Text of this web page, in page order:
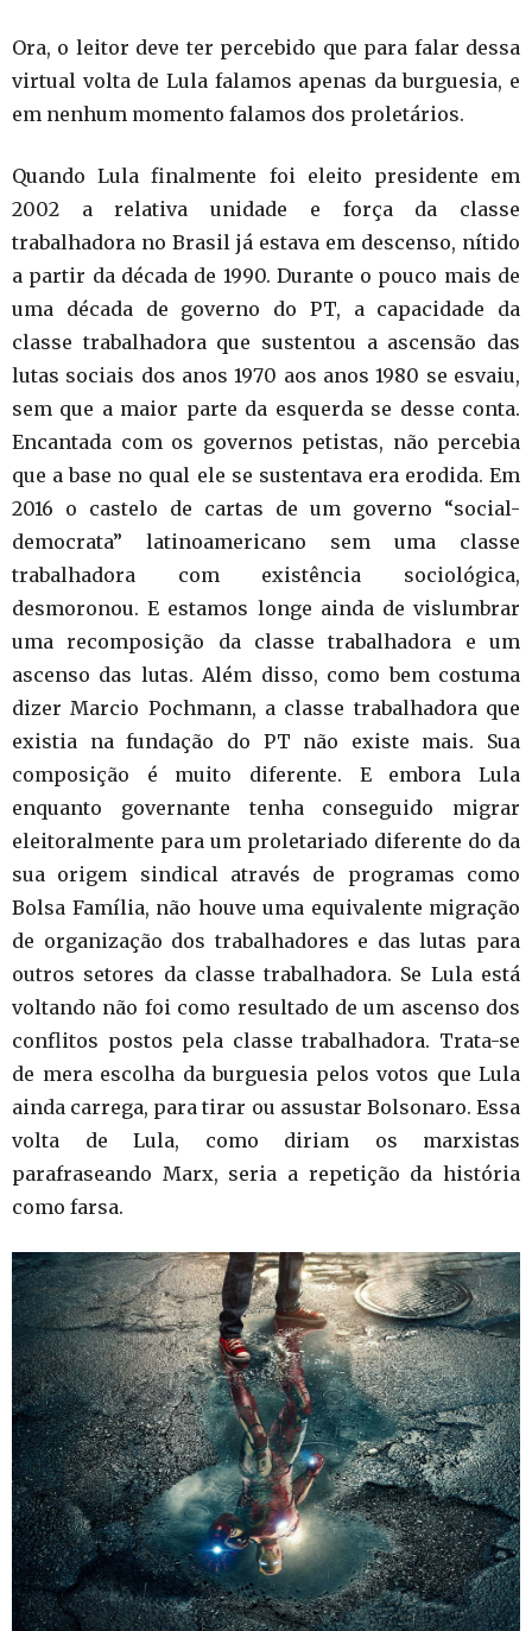
Ora, o leitor deve ter percebido que para falar dessa
virtual volta de Lula falamos apenas da burguesia, e
em nenhum momento falamos dos proletários.
Quando Lula finalmente foi eleito presidente em
2002 a relativa unidade e força da classe
trabalhadora no Brasil já estava em descenso, nítido
a partir da década de 1990. Durante o pouco mais de
uma década de governo do PT, a capacidade da
classe trabalhadora que sustentou a ascensão das
lutas sociais dos anos 1970 aos anos 1980 se esvaiu,
sem que a maior parte da esquerda se desse conta.
Encantada com os governos petistas, não percebia
que a base no qual ele se sustentava era erodida. Em
2016 o castelo de cartas de um governo “social-
democrata” latinoamericano sem uma classe
trabalhadora com existência sociológica,
desmoronou. E estamos longe ainda de vislumbrar
uma recomposição da classe trabalhadora e um
ascenso das lutas. Além disso, como bem costuma
dizer Marcio Pochmann, a classe trabalhadora que
existia na fundação do PT não existe mais. Sua
composição é muito diferente. E embora Lula
enquanto governante tenha conseguido migrar
eleitoralmente para um proletariado diferente do da
sua origem sindical através de programas como
Bolsa Família, não houve uma equivalente migração
de organização dos trabalhadores e das lutas para
outros setores da classe trabalhadora. Se Lula está
voltando não foi como resultado de um ascenso dos
conflitos postos pela classe trabalhadora. Trata-se
de mera escolha da burguesia pelos votos que Lula
ainda carrega, para tirar ou assustar Bolsonaro. Essa
volta de Lula, como diriam os marxistas
parafraseando Marx, seria a repetição da história
como farsa.